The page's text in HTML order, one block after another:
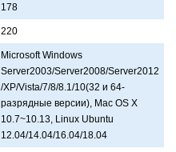
178
220
Microsoft Windows
Server2003/Server2008/Server2012
/XP/Vista/7/8/8.1/10(32 и 64-
рaзрядные версии), Mac OS X
10.7~10.13, Linux Ubuntu
12.04/14.04/16.04/18.04